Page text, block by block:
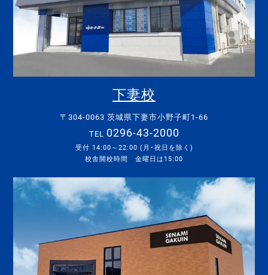
下妻校
〒304-0063 茨城県下妻市小野子町1-66
TEL 0296-43-2000
受付 14:00～22:00 (月･祝日を除く)
校舎開校時間 金曜日は15:00